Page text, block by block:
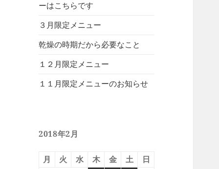
ーはこちらです
３月限定メニュー
乾燥の時期だから必要なこと
１２月限定メニュー
１１月限定メニューのお知らせ
2018年2月
月 火 水 木 金 土
日